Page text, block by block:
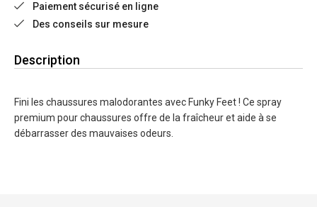
Paiement sécurisé en ligne
Des conseils sur mesure
Description
Fini les chaussures malodorantes avec Funky Feet ! Ce spray
premium pour chaussures offre de la fraîcheur et aide à se
débarrasser des mauvaises odeurs.